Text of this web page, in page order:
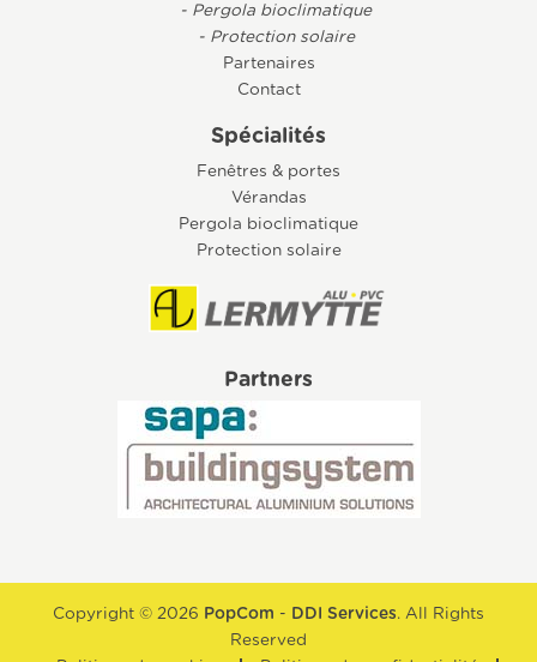
- Pergola bioclimatique
- Protection solaire
Partenaires
Contact
Spécialités
Fenêtres & portes
Vérandas
Pergola bioclimatique
Protection solaire
Partners
Copyright © 2026 PopCom - DDI Services. All Rights
Reserved